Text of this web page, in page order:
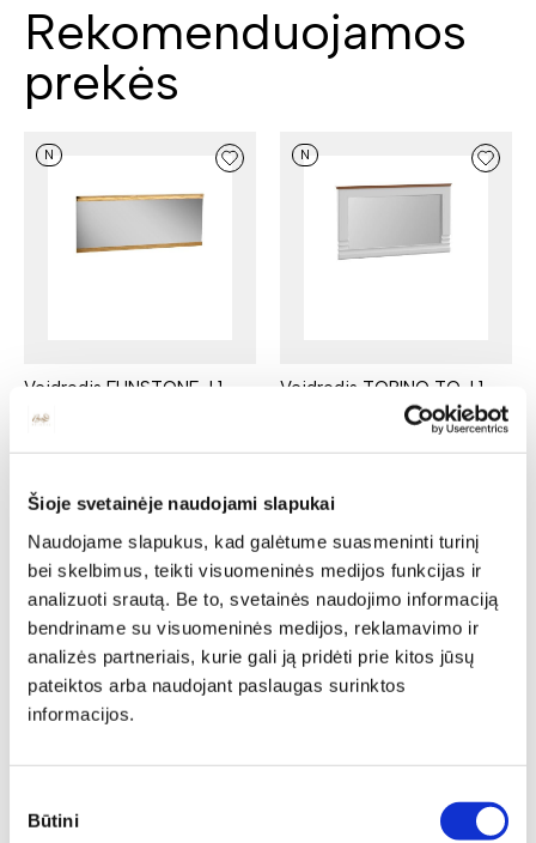
Šioje svetainėje naudojami slapukai
Naudojame slapukus, kad galėtume suasmeninti turinį
bei skelbimus, teikti visuomeninės medijos funkcijas ir
analizuoti srautą. Be to, svetainės naudojimo informaciją
bendriname su visuomeninės medijos, reklamavimo ir
analizės partneriais, kurie gali ją pridėti prie kitos jūsų
pateiktos arba naudojant paslaugas surinktos
informacijos.
pasirinkimas
Būtini
Rekomenduojamos
prekės
N
Veidrodis FLINSTONE-L1
Ilgis: 151 cm, Gylis: 3 cm,
N
Veidrodis TORINO TO-L1
Ilgis: 130 cm, Gylis: 5 cm,
N
Ilgis: 47 cm, Gylis: 2 cm,
66,00 €
N
Ilgis: 50 cm, Aukštis: 65 cm